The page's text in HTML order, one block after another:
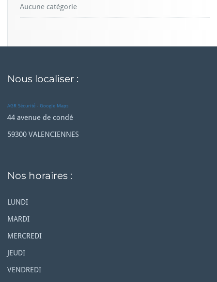
Aucune catégorie
Nous localiser :
AGR Sécurité - Google Maps
44 avenue de condé
59300 VALENCIENNES
Nos horaires :
LUNDI
MARDI
MERCREDI
JEUDI
VENDREDI